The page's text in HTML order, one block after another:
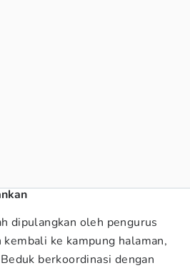
dipulangkan oleh pengurus
ke kampung halaman,
berkoordinasi dengan